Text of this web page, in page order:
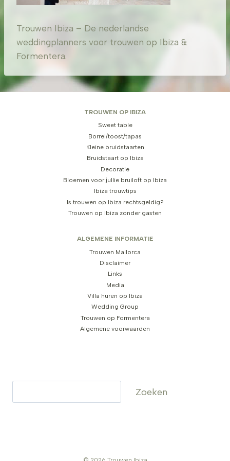
Trouwen Ibiza – De nederlandse
weddingplanners voor trouwen op Ibiza &
Formentera.
TROUWEN OP IBIZA
Sweet table
Borrel/toost/tapas
Kleine bruidstaarten
Bruidstaart op Ibiza
Decoratie
Bloemen voor jullie bruiloft op Ibiza
Ibiza trouwtips
Is trouwen op Ibiza rechtsgeldig?
Trouwen op Ibiza zonder gasten
ALGEMENE INFORMATIE
Trouwen Mallorca
Disclaimer
Links
Media
Villa huren op Ibiza
Wedding Group
Trouwen op Formentera
Algemene voorwaarden
Zoeken